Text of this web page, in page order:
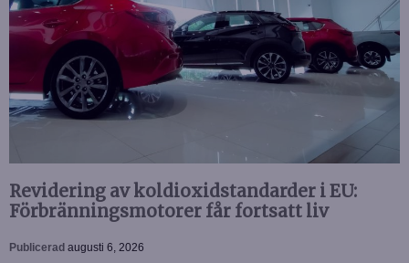
Revidering av koldioxidstandarder i EU:
Förbränningsmotorer får fortsatt liv
Publicerad augusti 6, 2026